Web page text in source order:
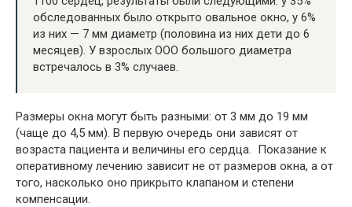
обследованных было открыто овальное окно, у 6%
из них — 7 мм диаметр (половина из них дети до 6
месяцев). У взрослых ООО большого диаметра
встречалось в 3% случаев.
Размеры окна могут быть разными: от 3 мм до 19 мм
(чаще до 4,5 мм). В первую очередь они зависят от
возраста пациента и величины его сердца. Показание к
оперативному лечению зависит не от размеров окна, а от
того, насколько оно прикрыто клапаном и степени
компенсации.